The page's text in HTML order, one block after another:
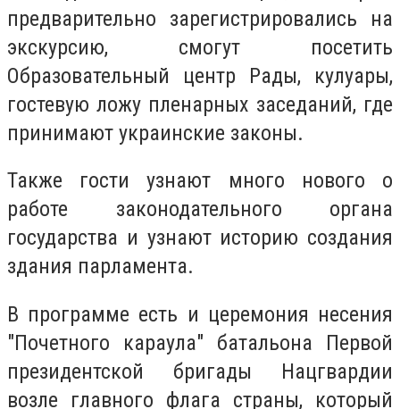
предварительно зарегистрировались на
экскурсию, смогут посетить
Образовательный центр Рады, кулуары,
гостевую ложу пленарных заседаний, где
принимают украинские законы.
Также гости узнают много нового о
работе законодательного органа
государства и узнают историю создания
здания парламента.
В программе есть и церемония несения
"Почетного караула" батальона Первой
президентской бригады Нацгвардии
возле главного флага страны, который